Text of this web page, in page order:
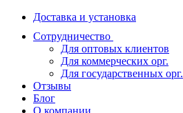
Доставка и установка
Сотрудничество
Для оптовых клиентов
Для коммерческих орг.
Для государственных орг.
Отзывы
Блог
О компании